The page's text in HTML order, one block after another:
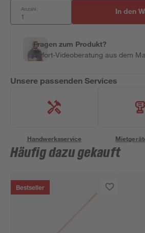
Anzahl: In den
Fragen zum Produkt?
Sofort-Videoberatung aus dem
Unsere passenden Services
Handwerksservice
Häufig dazu gekauft
Bestseller